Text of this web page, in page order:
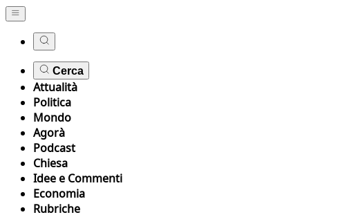
Cerca
Attualità
Politica
Mondo
Agorà
Podcast
Chiesa
Idee e Commenti
Economia
Rubriche